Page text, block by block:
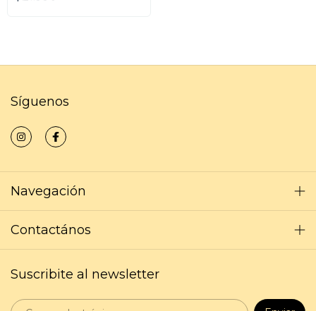
Síguenos
Navegación
Contactános
Suscribite al newsletter